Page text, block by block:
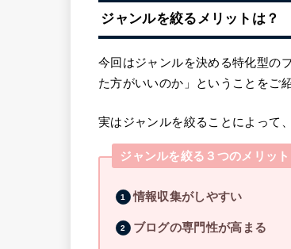
ジャンルを絞るメリットは？
今回はジャンルを決める特化型の
た方がいいのか」ということをご
実はジャンルを絞ることによって
ジャンルを絞る３つのメリット
情報収集がしやすい
ブログの専門性が高まる